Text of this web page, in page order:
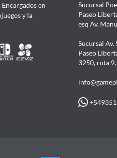
en
y la
Sucursal
Paseo
esq Av.
Sucursal Av.
Paseo
3250, ruta